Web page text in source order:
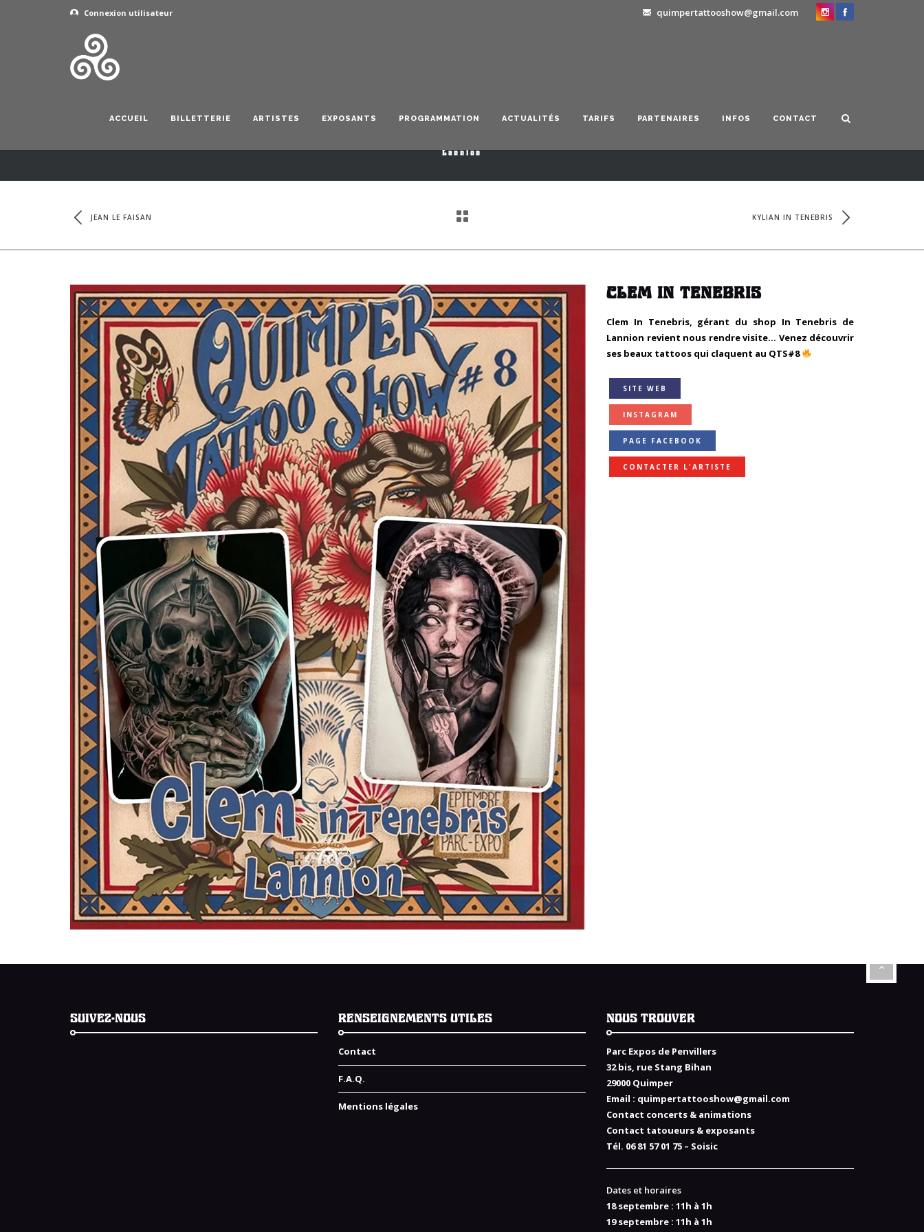
quimpertattooshow@gmail.com
Connexion utilisateur
ACCUEIL BILLETTERIE ARTISTES EXPOSANTS PROGRAMMATION ACTUALITÉS TARIFS PARTENAIRES INFOS CONTACT
Clem In Tenebris
Lannion
JEAN LE FAISAN KYLIAN IN TENEBRIS
CLEM IN TENEBRIS
Clem In Tenebris, gérant du shop In Tenebris de
Lannion revient nous rendre visite… Venez découvrir
ses beaux tattoos qui claquent au QTS#8
SITE WEB
INSTAGRAM
PAGE FACEBOOK
CONTACTER L'ARTISTE
SUIVEZ-NOUS RENSEIGNEMENTS UTILES
Contact
F.A.Q.
Mentions légales
NOUS TROUVER
Parc Expos de Penvillers
32 bis, rue Stang Bihan
29000 Quimper
Email : quimpertattooshow@gmail.com
Contact concerts & animations
Contact tatoueurs & exposants
Tél. 06 81 57 01 75 – Soisic
Dates et horaires
18 septembre : 11h à 1h
19 septembre : 11h à 1h